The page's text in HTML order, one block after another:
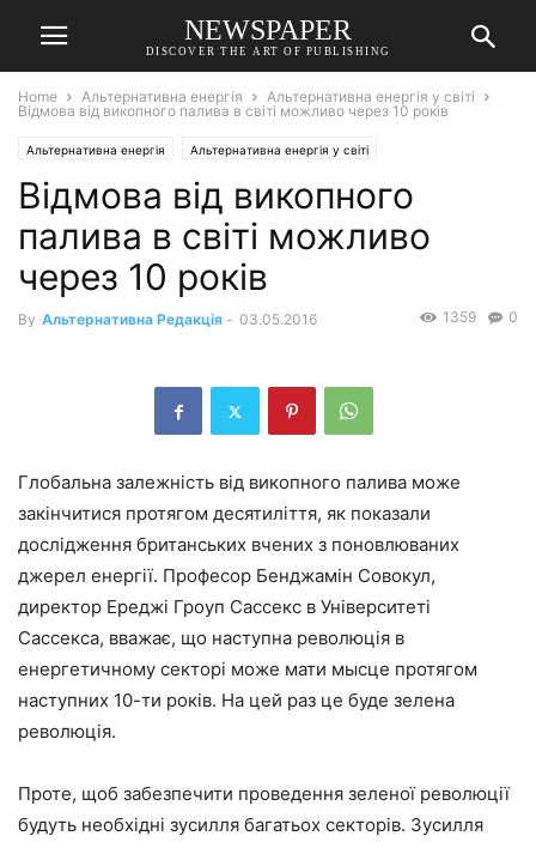
NEWSPAPER
DISCOVER THE ART OF PUBLISHING
Home Альтернативна енергія
Альтернативна енергія у світі
Відмова від викопного палива в світі можливо через 10 років
Альтернативна енергія Альтернативна енергія у світі
Відмова від викопного
палива в світі можливо
через 10 років
By Альтернативна Редакція - 03.05.2016 0
1359
Глобальна залежність від викопного палива може
закінчитися протягом десятиліття, як показали
дослідження британських вчених з поновлюваних
джерел енергії. Професор Бенджамін Совокул,
директор Ереджі Гроуп Сассекс в Університеті
Сассекса, вважає, що наступна революція в
енергетичному секторі може мати мысце протягом
наступних 10-ти років. На цей раз це буде зелена
революція.
Проте, щоб забезпечити проведення зеленої революції
будуть необхідні зусилля багатьох секторів. Зусилля